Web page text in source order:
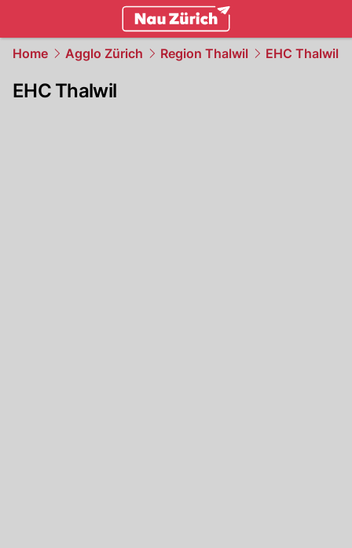
Home Agglo Zürich Region Thalwil EHC Thalwil
EHC Thalwil